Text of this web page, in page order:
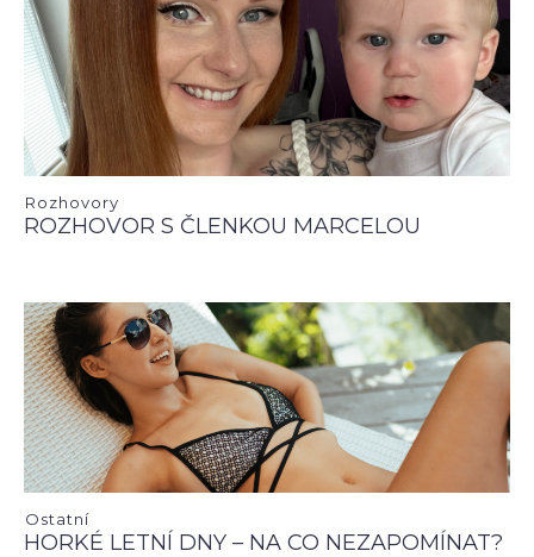
Rozhovory
ROZHOVOR S ČLENKOU MARCELOU
Ostatní
HORKÉ LETNÍ DNY – NA CO NEZAPOMÍNAT?